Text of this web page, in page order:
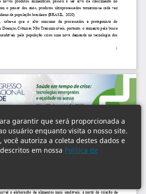
garantir que será proporcionada a
usuário enquanto visita o nosso site.
você autoriza a coleta destes dados e
em nossa Política de